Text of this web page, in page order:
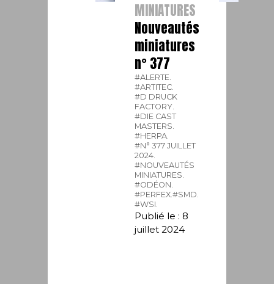
MINIATURES
Nouveautés
miniatures
n° 377
#ALERTE.
#ARTITEC.
#D DRUCK
FACTORY.
#DIE CAST
MASTERS.
#HERPA.
#N° 377 JUILLET
2024.
#NOUVEAUTÉS
MINIATURES.
#ODÉON.
#PERFEX.#SMD.
#WSI.
Publié le : 8
juillet 2024